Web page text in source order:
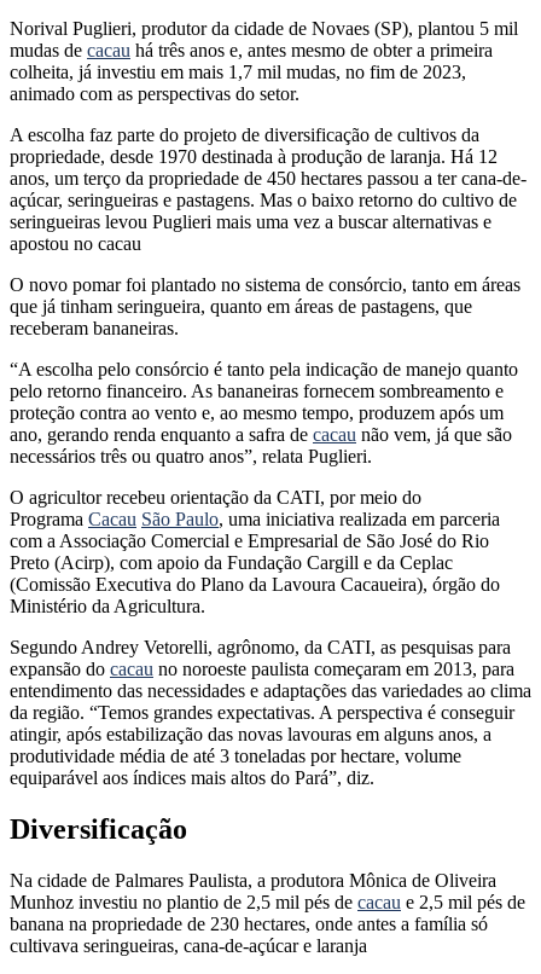
Norival Puglieri, produtor da cidade de Novaes (SP), plantou 5 mil
mudas de cacau há três anos e, antes mesmo de obter a primeira
colheita, já investiu em mais 1,7 mil mudas, no fim de 2023,
animado com as perspectivas do setor.
A escolha faz parte do projeto de diversificação de cultivos da
propriedade, desde 1970 destinada à produção de laranja. Há 12
anos, um terço da propriedade de 450 hectares passou a ter cana-de-
açúcar, seringueiras e pastagens. Mas o baixo retorno do cultivo de
seringueiras levou Puglieri mais uma vez a buscar alternativas e
apostou no cacau
O novo pomar foi plantado no sistema de consórcio, tanto em áreas
que já tinham seringueira, quanto em áreas de pastagens, que
receberam bananeiras.
“A escolha pelo consórcio é tanto pela indicação de manejo quanto
pelo retorno financeiro. As bananeiras fornecem sombreamento e
proteção contra ao vento e, ao mesmo tempo, produzem após um
ano, gerando renda enquanto a safra de cacau não vem, já que são
necessários três ou quatro anos”, relata Puglieri.
O agricultor recebeu orientação da CATI, por meio do
Programa Cacau São Paulo, uma iniciativa realizada em parceria
com a Associação Comercial e Empresarial de São José do Rio
Preto (Acirp), com apoio da Fundação Cargill e da Ceplac
(Comissão Executiva do Plano da Lavoura Cacaueira), órgão do
Ministério da Agricultura.
Segundo Andrey Vetorelli, agrônomo, da CATI, as pesquisas para
expansão do cacau no noroeste paulista começaram em 2013, para
entendimento das necessidades e adaptações das variedades ao clima
da região. “Temos grandes expectativas. A perspectiva é conseguir
atingir, após estabilização das novas lavouras em alguns anos, a
produtividade média de até 3 toneladas por hectare, volume
equiparável aos índices mais altos do Pará”, diz.
Diversificação
Na cidade de Palmares Paulista, a produtora Mônica de Oliveira
Munhoz investiu no plantio de 2,5 mil pés de cacau e 2,5 mil pés de
banana na propriedade de 230 hectares, onde antes a família só
cultivava seringueiras, cana-de-açúcar e laranja